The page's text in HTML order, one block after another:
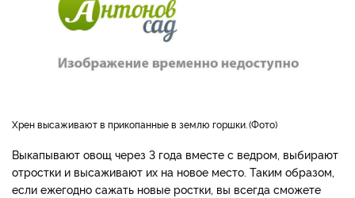
хрен высаживают в прикопанные в землю горшки. Фото
Выкапывают овощ через 3 года вместе с ведром, выбирают
отростки и высаживают их на новое место. Таким образом,
если ежегодно сажать новые ростки, вы всегда сможете